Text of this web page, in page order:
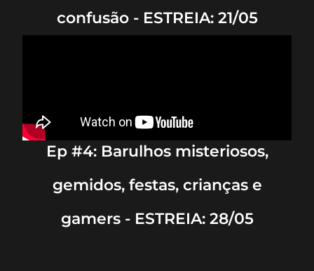
confusão - ESTREIA: 21/05
Ep #4: Barulhos misteriosos,
gemidos, festas, crianças e
gamers - ESTREIA: 28/05